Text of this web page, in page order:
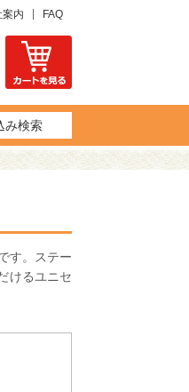
案内 FAQ
み検索
す。ステー
けるユニセ